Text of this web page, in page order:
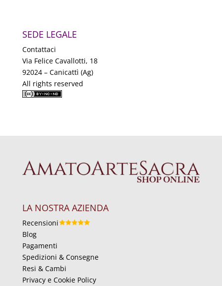
SEDE LEGALE
Contattaci
Via Felice Cavallotti, 18
92024 – Canicattì (Ag)
All rights reserved
LA NOSTRA AZIENDA
Recensioni
Blog
Pagamenti
Spedizioni & Consegne
Resi & Cambi
Privacy e Cookie Policy